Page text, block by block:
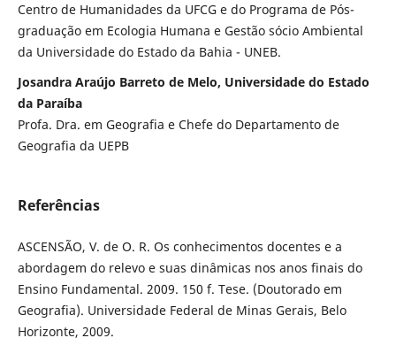
Centro de Humanidades da UFCG e do Programa de Pós-
graduação em Ecologia Humana e Gestão sócio Ambiental
da Universidade do Estado da Bahia - UNEB.
Josandra Araújo Barreto de Melo, Universidade do Estado
da Paraíba
Profa. Dra. em Geografia e Chefe do Departamento de
Geografia da UEPB
Referências
ASCENSÃO, V. de O. R. Os conhecimentos docentes e a
abordagem do relevo e suas dinâmicas nos anos finais do
Ensino Fundamental. 2009. 150 f. Tese. (Doutorado em
Geografia). Universidade Federal de Minas Gerais, Belo
Horizonte, 2009.